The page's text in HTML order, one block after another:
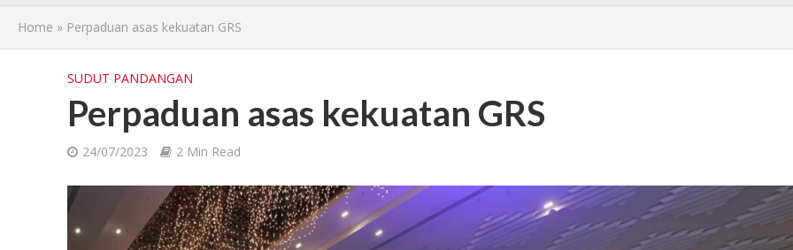
Home » Perpaduan asas kekuatan GRS
SUDUT PANDANGAN
Perpaduan asas kekuatan GRS
24/07/2023 2 Min Read